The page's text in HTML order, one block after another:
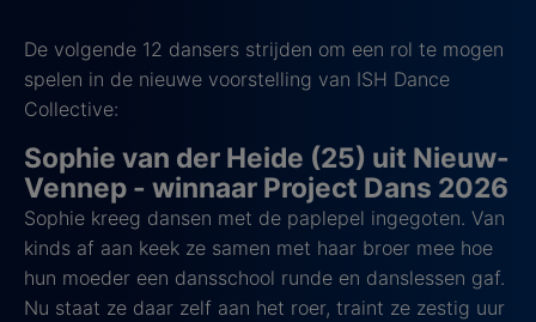
De volgende 12 dansers strijden om een rol te mogen
spelen in de nieuwe voorstelling van ISH Dance
Collective:
Sophie van der Heide (25) uit Nieuw-
Vennep - winnaar Project Dans 2026
Sophie kreeg dansen met de paplepel ingegoten. Van
kinds af aan keek ze samen met haar broer mee hoe
hun moeder een dansschool runde en danslessen gaf.
Nu staat ze daar zelf aan het roer, traint ze zestig uur